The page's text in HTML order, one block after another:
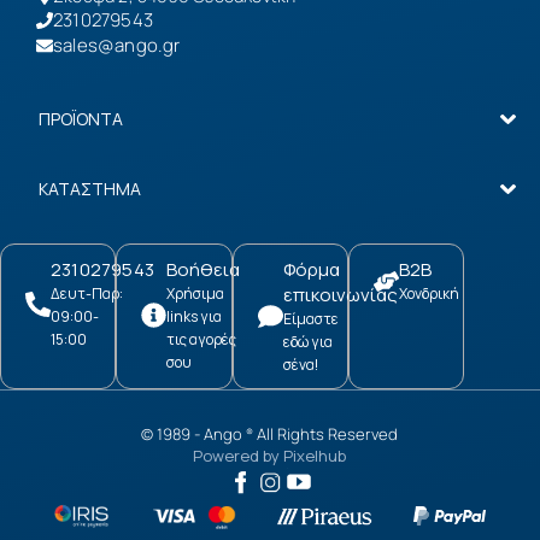
2310279543
sales@ango.gr
ΠΡΟΪΟΝΤΑ
ΚΑΤΑΣΤΗΜΑ
2310279543
Δευτ-Παρ:
09:00-
15:00
Βοήθεια
Χρήσιμα
links για
τις αγορές
σου
Φόρμα
επικοινωνίας
Είμαστε
εδώ για
σένα!
B2B
Χονδρική
© 1989 -Ango® All Rights Reserved
Powered by Pixelhub